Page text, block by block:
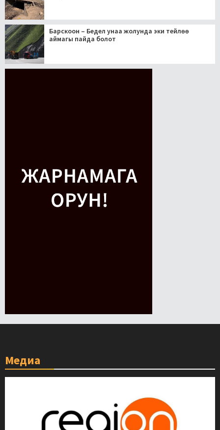
Барскоон – Бедел унаа жолунда эки тейлөө
аймагы пайда болот
Медиа